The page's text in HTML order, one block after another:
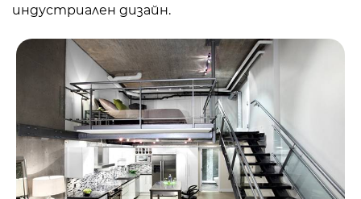
индустриален дизайн.